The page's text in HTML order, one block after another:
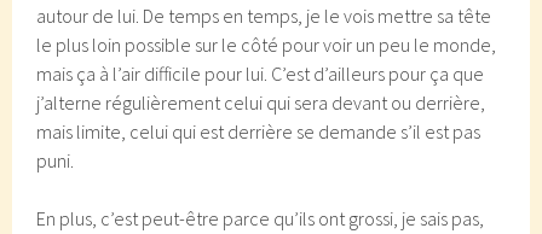
autour de lui. De temps en temps, je le vois mettre sa tête
le plus loin possible sur le côté pour voir un peu le monde,
mais ça à l’air difficile pour lui. C’est d’ailleurs pour ça que
j’alterne régulièrement celui qui sera devant ou derrière,
mais limite, celui qui est derrière se demande s’il est pas
puni.
En plus, c’est peut-être parce qu’ils ont grossi, je sais pas,